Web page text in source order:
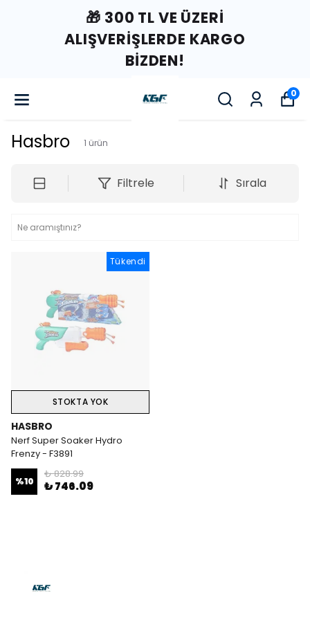
🎁 300 TL VE ÜZERI
ALIŞVERIŞLERDE KARGO
BIZDEN!
0
Hasbro 1 ürün
Filtrele Sırala
Tükendi
STOKTA YOK
HASBRO
Nerf Super Soaker Hydro
Frenzy - F3891
%10
₺ 828.99
₺ 746.09